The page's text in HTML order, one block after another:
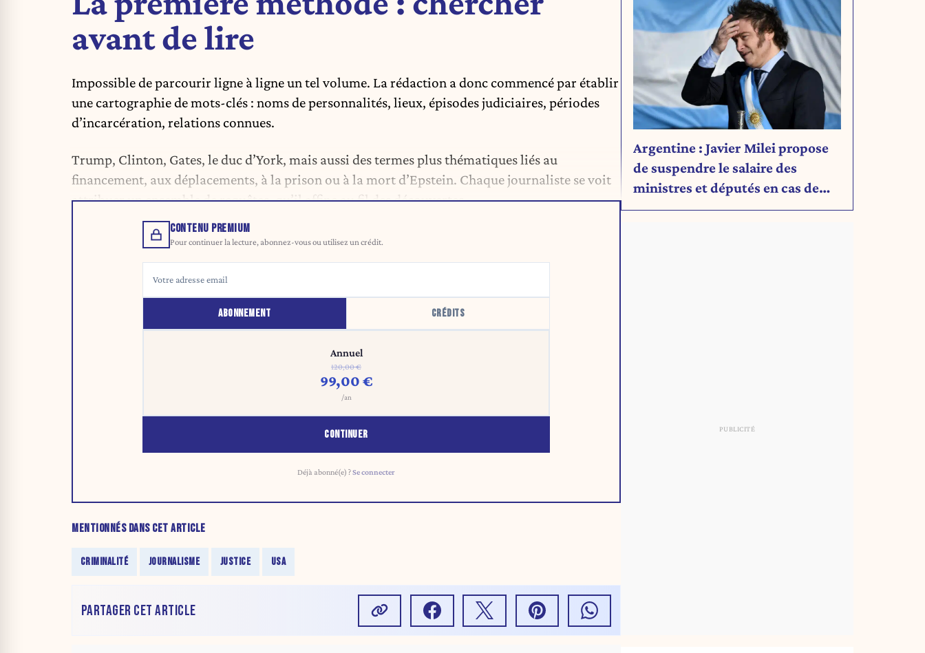
avant de lire
Impossible de parcourir ligne à ligne un tel volume. La rédaction a donc commencé par établir
une cartographie de mots-clés : noms de personnalités, lieux, épisodes judiciaires, périodes
d’incarcération, relations connues.
Trump, Clinton, Gates, le duc d’York, mais aussi des termes plus thématiques liés au
financement, aux déplacements, à la prison ou à la mort d’Epstein. Chaque journaliste se voit
attribuer un ensemble de requêtes, qu’il affine au fil des découvertes.
CONTENU PREMIUM
Pour continuer la lecture, abonnez-vous ou utilisez un crédit.
ABONNEMENT CRÉDITS
Annuel
120,00 €
99,00 €
/an
CONTINUER
Déjà abonné(e) ?Se connecter
MENTIONNÉS DANS CET ARTICLE
CRIMINALITÉ JOURNALISME JUSTICE USA
PARTAGER CET ARTICLE
Argentine : Javier Milei propose
de suspendre le salaire des
ministres et députés en cas de
déficit budgétaire